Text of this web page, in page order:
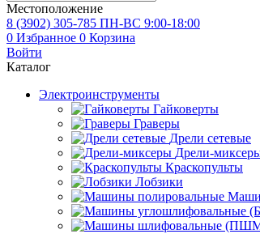
Местоположение
8 (3902) 305-785 ПН-ВС 9:00-18:00
0 Избранное 0 Корзина
Войти
Каталог
Электроинструменты
Гайковерты
Граверы
Дрели сетевые
Дрели-
Краскопульты
Лобзики